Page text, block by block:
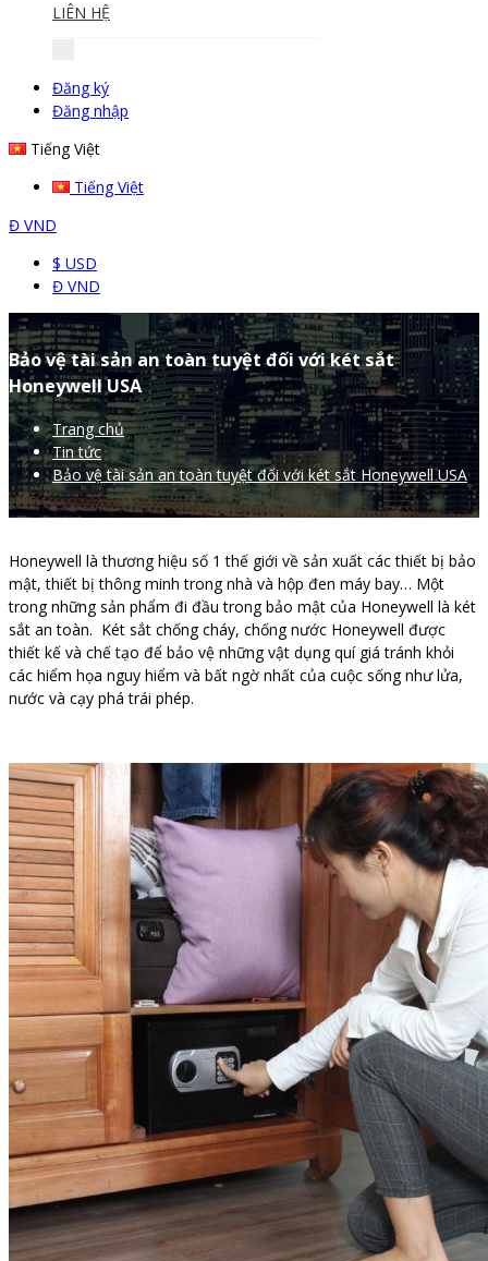
LIÊN HỆ
Đăng ký
Đăng nhập
Tiếng Việt
Tiếng Việt
Đ VND
$ USD
Đ VND
Bảo vệ tài sản an toàn tuyệt đối với két sắt
Honeywell USA
Trang chủ
Tin tức
Bảo vệ tài sản an toàn tuyệt đối với két sắt Honeywell USA
Honeywell là thương hiệu số 1 thế giới về sản xuất các thiết bị bảo
mật, thiết bị thông minh trong nhà và hộp đen máy bay… Một
trong những sản phẩm đi đầu trong bảo mật của Honeywell là két
sắt an toàn. Két sắt chống cháy, chống nước Honeywell được
thiết kế và chế tạo để bảo vệ những vật dụng quí giá tránh khỏi
các hiểm họa nguy hiểm và bất ngờ nhất của cuộc sống như lửa,
nước và cạy phá trái phép.